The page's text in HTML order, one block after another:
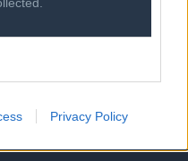
Privacy Policy